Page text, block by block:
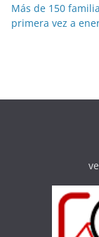
Más de 150
primera vez a